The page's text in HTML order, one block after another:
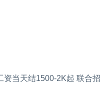
资当天结1500-2K起 联合招